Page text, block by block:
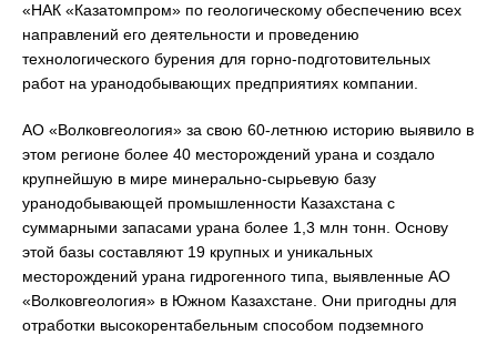
«НАК «Казатомпром» по геологическому обеспечению всех
направлений его деятельности и проведению
технологического бурения для горно-подготовительных
работ на уранодобывающих предприятиях компании.
АО «Волковгеология» за свою 60-летнюю историю выявило в
этом регионе более 40 месторождений урана и создало
крупнейшую в мире минерально-сырьевую базу
уранодобывающей промышленности Казахстана с
суммарными запасами урана более 1,3 млн тонн. Основу
этой базы составляют 19 крупных и уникальных
месторождений урана гидрогенного типа, выявленные АО
«Волковгеология» в Южном Казахстане. Они пригодны для
отработки высокорентабельным способом подземного